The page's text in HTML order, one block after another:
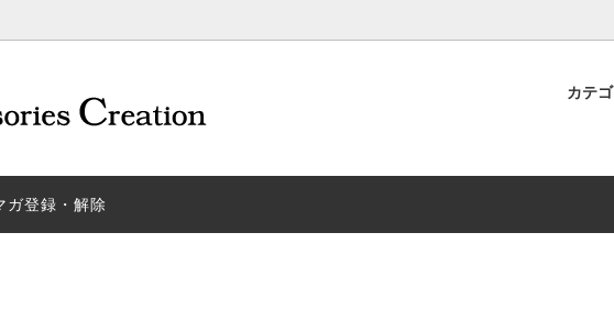
カテ
WINEX/HTT
売れ筋ワイン雑貨
シャトーラギオールの偽物にご注意くだ
サイトマップ
ガ登録・解除